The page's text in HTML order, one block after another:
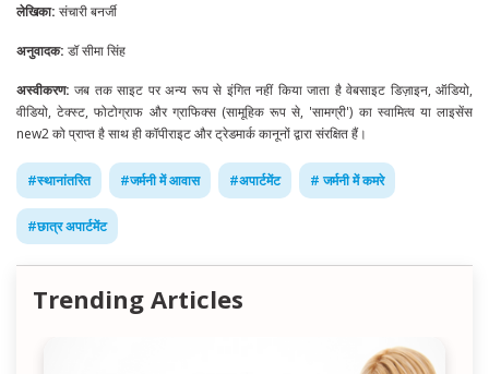
लेखिका: संचारी बनर्जी
अनुवादक: डॉ सीमा सिंह
अस्वीकरण: जब तक साइट पर अन्य रूप से इंगित नहीं किया जाता है वेबसाइट डिज़ाइन, ऑडियो,
वीडियो, टेक्स्ट, फोटोग्राफ और ग्राफिक्स (सामूहिक रूप से, 'सामग्री') का स्वामित्व या लाइसेंस
new2 को प्राप्त है साथ ही कॉपीराइट और ट्रेडमार्क कानूनों द्वारा संरक्षित हैं।
#स्थानांतरित #जर्मनी में आवास #अपार्टमेंट # जर्मनी में कमरे
#छात्र अपार्टमेंट
Trending Articles